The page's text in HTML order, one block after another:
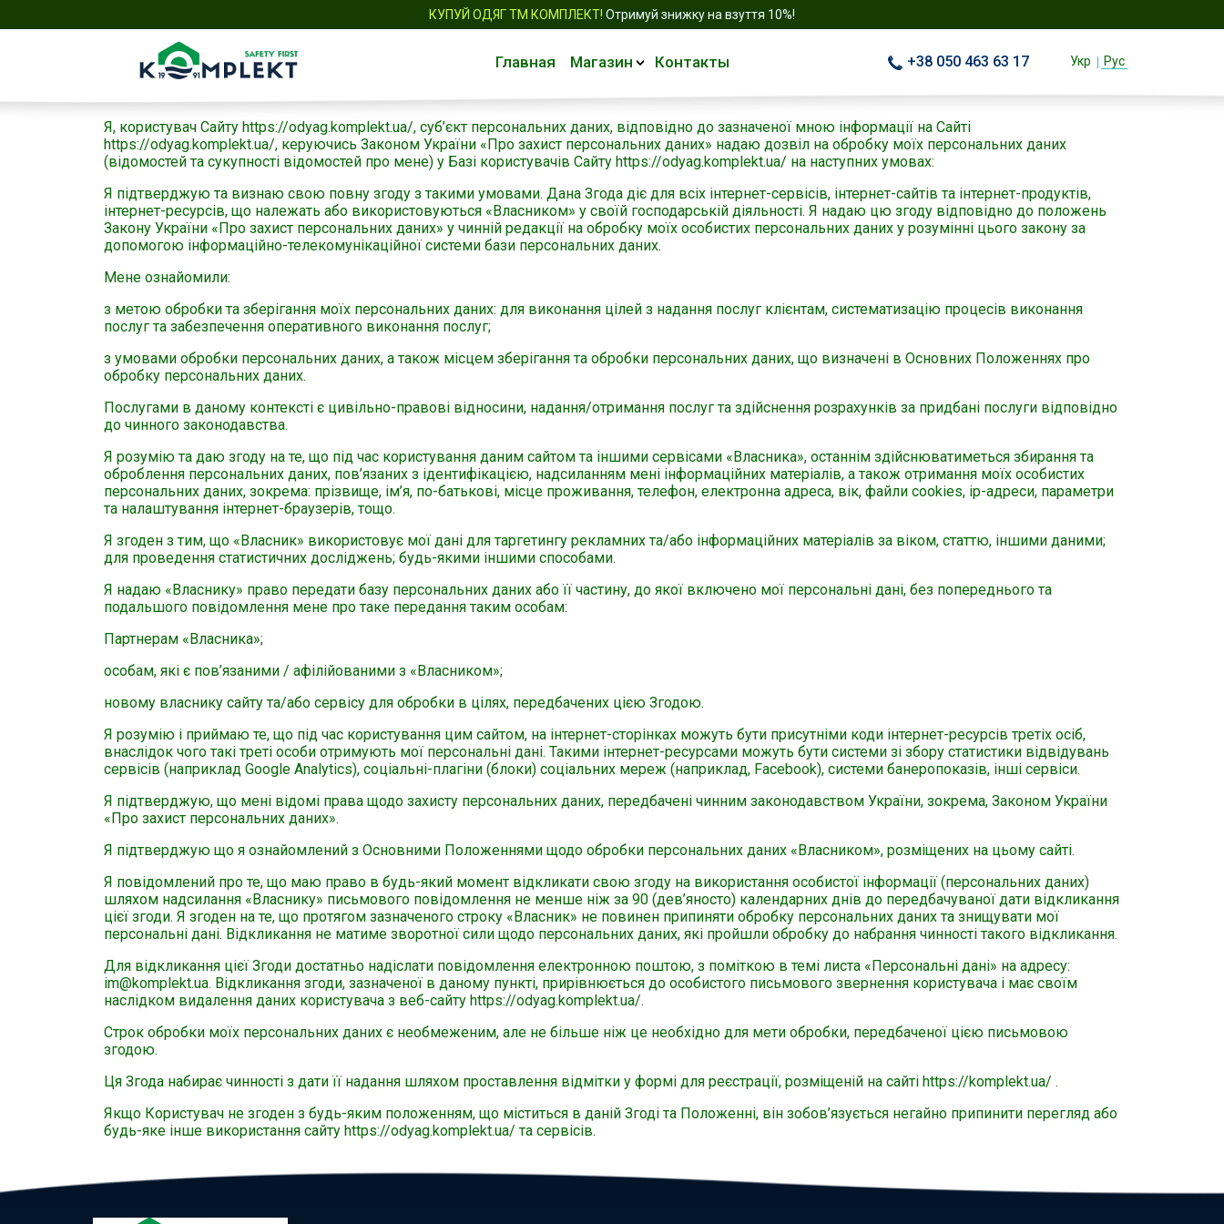
КУПУЙ ОДЯГ ТМ КОМПЛЕКТ! Отримуй знижку на взуття 10%!
+38 050 463 63 17 Укр Рус
Главная Магазин Контакты
Я, користувач Сайту https://odyag.komplekt.ua/, суб’єкт персональних даних, відповідно до зазначеної мною інформації на Сайті
https://odyag.komplekt.ua/, керуючись Законом України «Про захист персональних даних» надаю дозвіл на обробку моїх персональних даних
(відомостей та сукупності відомостей про мене) у Базі користувачів Сайту https://odyag.komplekt.ua/ на наступних умовах:
Я підтверджую та визнаю свою повну згоду з такими умовами. Дана Згода діє для всіх інтернет-сервісів, інтернет-сайтів та інтернет-продуктів,
інтернет-ресурсів, що належать або використовуються «Власником» у своїй господарській діяльності. Я надаю цю згоду відповідно до положень
Закону України «Про захист персональних даних» у чинній редакції на обробку моїх особистих персональних даних у розумінні цього закону за
допомогою інформаційно-телекомунікаційної системи бази персональних даних.
Мене ознайомили:
з метою обробки та зберігання моїх персональних даних: для виконання цілей з надання послуг клієнтам, систематизацію процесів виконання
послуг та забезпечення оперативного виконання послуг;
з умовами обробки персональних даних, а також місцем зберігання та обробки персональних даних, що визначені в Основних Положеннях про
обробку персональних даних.
Послугами в даному контексті є цивільно-правові відносини, надання/отримання послуг та здійснення розрахунків за придбані послуги відповідно
до чинного законодавства.
Я розумію та даю згоду на те, що під час користування даним сайтом та іншими сервісами «Власника», останнім здійснюватиметься збирання та
оброблення персональних даних, пов’язаних з ідентифікацією, надсиланням мені інформаційних матеріалів, а також отримання моїх особистих
персональних даних, зокрема: прізвище, ім’я, по-батькові, місце проживання, телефон, електронна адреса, вік, файли cookies, ip-адреси, параметри
та налаштування інтернет-браузерів, тощо.
Я згоден з тим, що «Власник» використовує мої дані для таргетингу рекламних та/або інформаційних матеріалів за віком, статтю, іншими даними;
для проведення статистичних досліджень; будь-якими іншими способами.
Я надаю «Власнику» право передати базу персональних даних або її частину, до якої включено мої персональні дані, без попереднього та
подальшого повідомлення мене про таке передання таким особам:
Партнерам «Власника»;
особам, які є пов’язаними / афілійованими з «Власником»;
новому власнику сайту та/або сервісу для обробки в цілях, передбачених цією Згодою.
Я розумію і приймаю те, що під час користування цим сайтом, на інтернет-сторінках можуть бути присутніми коди інтернет-ресурсів третіх осіб,
внаслідок чого такі треті особи отримують мої персональні дані. Такими інтернет-ресурсами можуть бути системи зі збору статистики відвідувань
сервісів (наприклад Google Analytics), соціальні-плагіни (блоки) соціальних мереж (наприклад, Facebook), системи банеропоказів, інші сервіси.
Я підтверджую, що мені відомі права щодо захисту персональних даних, передбачені чинним законодавством України, зокрема, Законом України
«Про захист персональних даних».
Я підтверджую що я ознайомлений з Основними Положеннями щодо обробки персональних даних «Власником», розміщених на цьому сайті.
Я повідомлений про те, що маю право в будь-який момент відкликати свою згоду на використання особистої інформації (персональних даних)
шляхом надсилання «Власнику» письмового повідомлення не менше ніж за 90 (дев’яносто) календарних днів до передбачуваної дати відкликання
цієї згоди. Я згоден на те, що протягом зазначеного строку «Власник» не повинен припиняти обробку персональних даних та знищувати мої
персональні дані. Відкликання не матиме зворотної сили щодо персональних даних, які пройшли обробку до набрання чинності такого відкликання.
Для відкликання цієї Згоди достатньо надіслати повідомлення електронною поштою, з поміткою в темі листа «Персональні дані» на адресу:
im@komplekt.ua. Відкликання згоди, зазначеної в даному пункті, прирівнюється до особистого письмового звернення користувача і має своїм
наслідком видалення даних користувача з веб-сайту https://odyag.komplekt.ua/.
Строк обробки моїх персональних даних є необмеженим, але не більше ніж це необхідно для мети обробки, передбаченої цією письмовою
згодою.
Ця Згода набирає чинності з дати її надання шляхом проставлення відмітки у формі для реєстрації, розміщеній на сайті https://komplekt.ua/ .
Якщо Користувач не згоден з будь-яким положенням, що міститься в даній Згоді та Положенні, він зобов’язується негайно припинити перегляд або
будь-яке інше використання сайту https://odyag.komplekt.ua/ та сервісів.